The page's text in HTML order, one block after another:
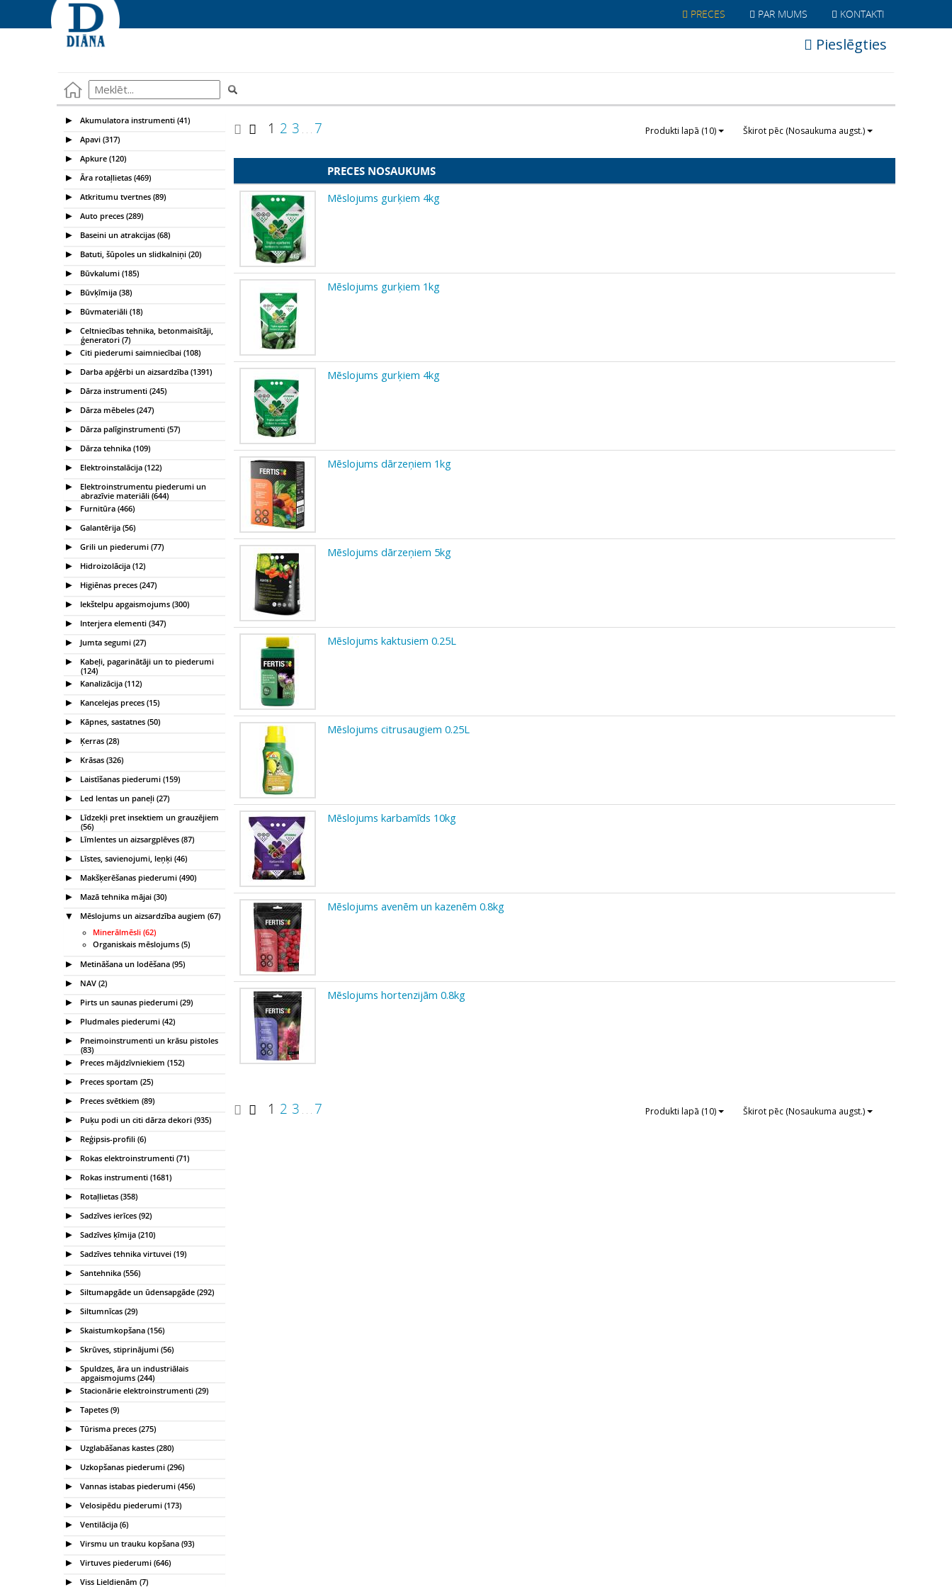
PRECES PAR MUMS KONTAKTI
Pieslēgties
Akumulatora instrumenti (41)
Apavi (317)
Apkure (120)
Āra rotaļlietas (469)
Atkritumu tvertnes (89)
Auto preces (289)
Baseini un atrakcijas (68)
Batuti, šūpoles un slidkalniņi (20)
Būvkalumi (185)
Būvķīmija (38)
Būvmateriāli (18)
Celtniecības tehnika, betonmaisītāji,
ģeneratori (7)
Citi piederumi saimniecībai (108)
Darba apģērbi un aizsardzība (1391)
Dārza instrumenti (245)
Dārza mēbeles (247)
Dārza palīginstrumenti (57)
Dārza tehnika (109)
Elektroinstalācija (122)
Elektroinstrumentu piederumi un
abrazīvie materiāli (644)
Furnitūra (466)
Galantērija (56)
Grili un piederumi (77)
Hidroizolācija (12)
Higiēnas preces (247)
Iekštelpu apgaismojums (300)
Interjera elementi (347)
Jumta segumi (27)
Kabeļi, pagarinātāji un to piederumi
(124)
Kanalizācija (112)
Kancelejas preces (15)
Kāpnes, sastatnes (50)
Ķerras (28)
Krāsas (326)
Laistīšanas piederumi (159)
Led lentas un paneļi (27)
Līdzekļi pret insektiem un grauzējiem
(56)
Līmlentes un aizsargplēves (87)
Līstes, savienojumi, leņķi (46)
Makšķerēšanas piederumi (490)
Mazā tehnika mājai (30)
Mēslojums un aizsardzība augiem (67)
Minerālmēsli (62)
Organiskais mēslojums (5)
Metināšana un lodēšana (95)
NAV (2)
Pirts un saunas piederumi (29)
Pludmales piederumi (42)
Pneimoinstrumenti un krāsu pistoles
(83)
Preces mājdzīvniekiem (152)
Preces sportam (25)
Preces svētkiem (89)
Puķu podi un citi dārza dekori (935)
Reģipsis-profili (6)
Rokas elektroinstrumenti (71)
Rokas instrumenti (1681)
Rotaļlietas (358)
Sadzīves ierīces (92)
Sadzīves ķīmija (210)
Sadzīves tehnika virtuvei (19)
Santehnika (556)
Siltumapgāde un ūdensapgāde (292)
Siltumnīcas (29)
Skaistumkopšana (156)
Skrūves, stiprinājumi (56)
Spuldzes, āra un industriālais
apgaismojums (244)
Stacionārie elektroinstrumenti (29)
Tapetes (9)
Tūrisma preces (275)
Uzglabāšanas kastes (280)
Uzkopšanas piederumi (296)
Vannas istabas piederumi (456)
Velosipēdu piederumi (173)
Ventilācija (6)
Virsmu un trauku kopšana (93)
Virtuves piederumi (646)
Viss Lieldienām (7)
1 2 3 . . . 7 Produkti lapā (10) Škirot pēc (Nosaukuma augst.)
PRECES NOSAUKUMS
Mēslojums gurķiem 4kg
Mēslojums gurķiem 1kg
Mēslojums gurķiem 4kg
Mēslojums dārzeņiem 1kg
Mēslojums dārzeņiem 5kg
Mēslojums kaktusiem 0.25L
Mēslojums citrusaugiem 0.25L
Mēslojums karbamīds 10kg
Mēslojums avenēm un kazenēm 0.8kg
Mēslojums hortenzijām 0.8kg
1 2 3 . . . 7 Produkti lapā (10) Škirot pēc (Nosaukuma augst.)